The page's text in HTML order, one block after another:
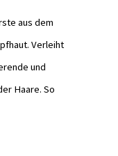
aus dem
Verleiht
und
Haare. So